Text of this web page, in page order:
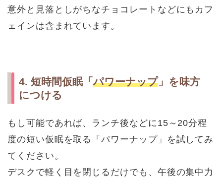
意外と見落としがちなチョコレートなどにもカフ
ェインは含まれています。
4. 短時間仮眠「パワーナップ」を味方
につける
もし可能であれば、ランチ後などに15～20分程
度の短い仮眠を取る「パワーナップ」を試してみ
てください。
デスクで軽く目を閉じるだけでも、午後の集中力